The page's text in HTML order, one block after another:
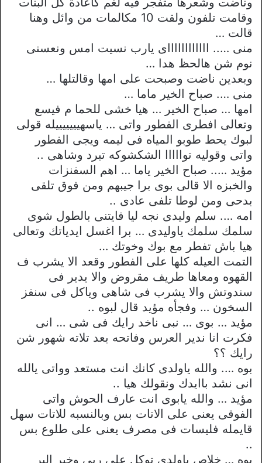
وقامت تلفون ولقت 10 مكالمات من وائل وهنا
قالت …
منى ….. ااااااااااااى يارب نسيت امس ونعسنى
نوم شن هالحظ هدا …
وبعدين ناضت وصبحت على امها وقالتلها …
منى …. صباح الخير ماما …
امها … صباح الخير … هيا خشى للحما م فيسع
وتعالى افطرى الفطور واتى … ياسهيييييييله قولى
لبوك يحط طوبو المياه فى ليمه ويجى الفطور
واتى وقوليه توااااا الشكشوكه تبرد وشاهى ..
مؤيد ….. صباح الخير ياما … اهم السفنزات
والخبزه الا قالى بوى برا جيبهم ومن فوق تلقى
بدحى ومن لوطا تلفى عادى ..
امه …. سلم وليدى نجه ليا فايتنى بالطول شوى
سلمك سلمك ياوليدى … برا اغسل ايدياتك وتعالى
هيا باش تفطر مع بوك وخوتك …
التمت العيله كلها على الفطور وقعد الا يشرب ف
القهوه ومعاها طريف مقروض والا يدير فى
سندوتش والا يشرب فى شاهى وياكل فى سنفز
السخون … وفجأه مؤيد قال لبوه ..
مؤيد … بوى … نبى ناخد رايك فى شى … انى
فكرت انا ندير العرس وفاتحه بعد تلاته شهور شن
رايك ؟؟
بوه …. والله ياولدى كانك انت مستعد وواتى يالله
انى نشد باايدك ونقولك هيا ..
مؤيد … والله يابوى انت عارف الحوش واتى
الفوقى يعنى على الاتات بس وبالنسبه للاتات سهل
قايمله فليسات فى مصرف يعنى على طلوع بس
..
بوه … خلاص ياولدى توكل على ربى وخير البر